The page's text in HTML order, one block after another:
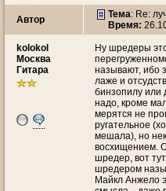
Автор Тема: Re:
Время:
kolokol
Москва
Гитара
Ну шредеры
называют, ибо
лаже и
бинзопилу или
надо, кроме
мерятся не
ругательное
мешала), но
восхищением.
шредер, вот
шредером
Майкл Анжело